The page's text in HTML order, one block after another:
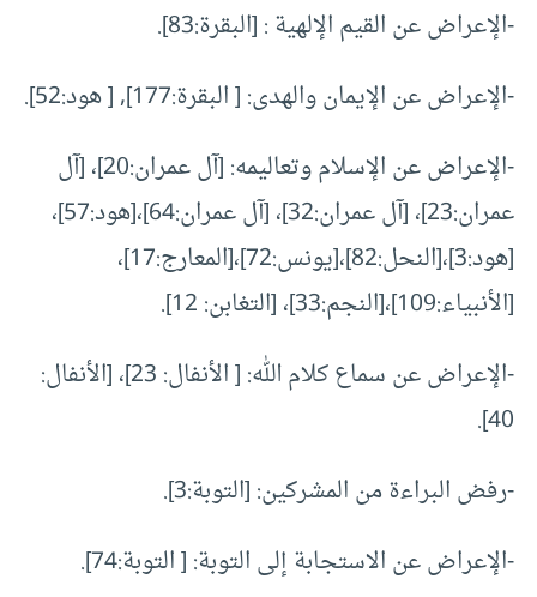
-الإعراض عن القيم الإلهية : [البقرة:83].
-الإعراض عن الإيمان والهدى: [ البقرة:177], [ هود:52].
-الإعراض عن الإسلام وتعاليمه: [آل عمران:20]، [آل
عمران:23]، [آل عمران:32]، [آل عمران:64]،[هود:57]،
[هود:3]،[النحل:82]،[يونس:72]،[المعارج:17]،
[الأنبياء:109]،[النجم:33]، [التغابن: 12].
-الإعراض عن سماع كلام الله: [ الأنفال: 23]، [الأنفال:
40].
-رفض البراءة من المشركين: [التوبة:3].
-الإعراض عن الاستجابة إلى التوبة: [ التوبة:74].